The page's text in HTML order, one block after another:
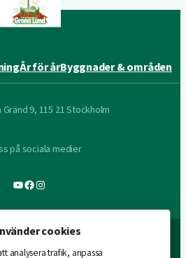
År för årByggnader & områden
Gränd 9, 115 21 Stockholm
på sociala medier
YouTube
Facebook
Instagram
cookies
analysera trafik, anpassa